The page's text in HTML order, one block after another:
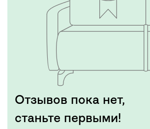
Отзывов пока нет,
станьте первыми!